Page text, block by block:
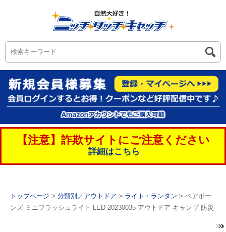
【注意】詐欺サイトにご注意ください
詳細はこちら
トップページ > 分類別／アウトドア > ライト・ランタン > ベアボー
ンズ ミニフラッシュライト LED 20230035 アウトドア キャンプ 防災